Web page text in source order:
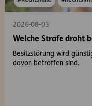
2026-08-03
Welche Strafe droht
Besitzstörung wird
davon betroffen sind.